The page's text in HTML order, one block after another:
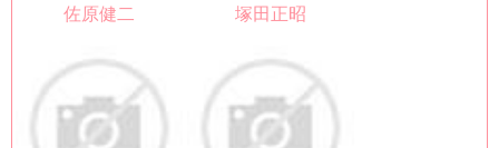
佐原健二 塚田正昭